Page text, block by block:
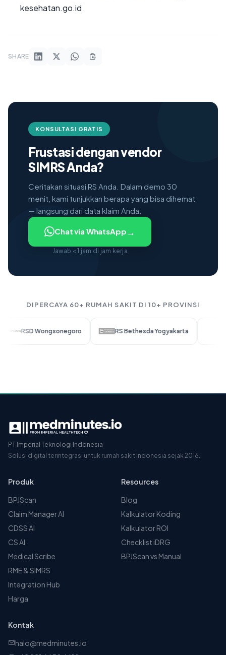
kesehatan.go.id
SHARE
KONSULTASI GRATIS
Frustasi dengan vendor
SIMRS Anda?
Ceritakan situasi RS Anda. Dalam demo 30
menit, kami tunjukkan berapa yang bisa dihemat
— langsung dari data klaim Anda.
Chat via WhatsApp→
Jawab < 1 jam di jam kerja
DIPERCAYA 60+ RUMAH SAKIT DI 10+ PROVINSI
Wongsonegoro RS Bethesda Yogyakarta
PT Imperial Teknologi Indonesia
Solusi digital terintegrasi untuk rumah sakit Indonesia sejak 2016.
Produk
BPJScan
Claim Manager AI
CDSS AI
CS AI
Medical Scribe
RME & SIMRS
Integration Hub
Harga
Resources
Blog
Kalkulator Koding
Kalkulator ROI
Checklist iDRG
BPJScan vs Manual
Kontak
halo@medminutes.io